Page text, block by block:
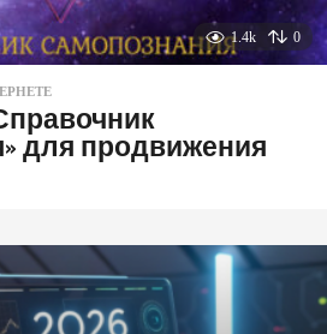
1.4k 0
для продвижения